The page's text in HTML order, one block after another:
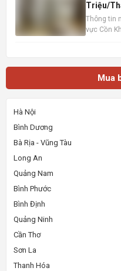
Triệu/
Ích
Thông tin
vực Cồn
Mua
Hà Nội
Bình Dương
Bà Rịa - Vũng Tàu
Long An
Quảng Nam
Bình Phước
Bình Định
Quảng Ninh
Cần Thơ
Sơn La
Thanh Hóa